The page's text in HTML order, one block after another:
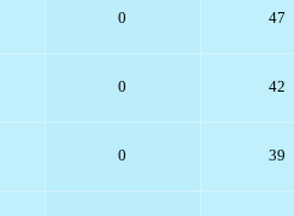
0 47
0 42
0 39